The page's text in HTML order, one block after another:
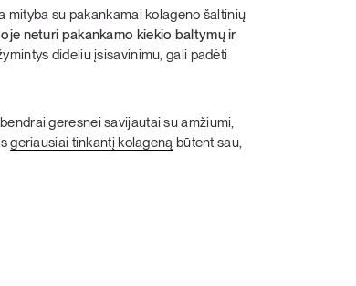
mityba su pakankamai kolageno šaltinių
neturi pakankamo kiekio baltymų ir
dideliu įsisavinimu, gali padėti
geresnei savijautai su amžiumi,
geriausiai tinkantį kolageną būtent sau,